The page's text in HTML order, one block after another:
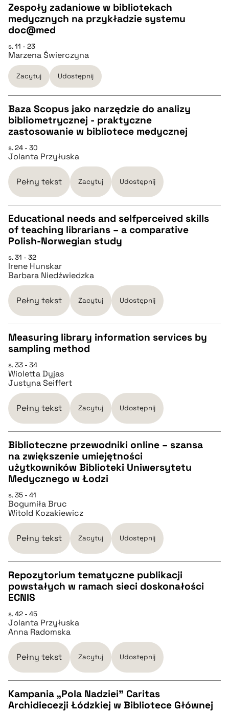
pobierz cytat
CZYSTY TEKST
pobierz cytat
BIBTEX
pobierz cytat
Zespoły zadaniowe w bibliotekach
medycznych na przykładzie systemu
doc@med
s. 11 - 23
Marzena Świerczyna
Zacytuj Udostępnij
CZYSTY TEKST
pobierz cytat
BIBTEX
pobierz cytat
Baza Scopus jako narzędzie do analizy
bibliometrycznej - praktyczne
zastosowanie w bibliotece medycznej
s. 24 - 30
Jolanta Przyłuska
Pełny tekst Zacytuj Udostępnij
CZYSTY TEKST
pobierz cytat
BIBTEX
Educational needs and selfperceived skills
of teaching librarians – a comparative
Polish-Norwegian study
s. 31 - 32
Irene Hunskar
Barbara Niedźwiedzka
Pełny tekst Zacytuj Udostępnij
CZYSTY TEKST
pobierz cytat
pobierz cytat
Measuring library information services by
sampling method
s. 33 - 34
Wioletta Dyjas
Justyna Seiffert
Pełny tekst Zacytuj Udostępnij
CZYSTY TEKST
pobierz cytat
BIBTEX
pobierz cytat
Biblioteczne przewodniki online – szansa
na zwiększenie umiejętności
użytkowników Biblioteki Uniwersytetu
Medycznego w Łodzi
s. 35 - 41
Bogumiła Bruc
Witold Kozakiewicz
Pełny tekst Zacytuj Udostępnij
CZYSTY TEKST
pobierz cytat
BIBTEX
Repozytorium tematyczne publikacji
powstałych w ramach sieci doskonałości
ECNIS
s. 42 - 45
Jolanta Przyłuska
Anna Radomska
Pełny tekst Zacytuj Udostępnij
Kampania „Pola Nadziei” Caritas
Archidiecezji Łódzkiej w Bibliotece Głównej